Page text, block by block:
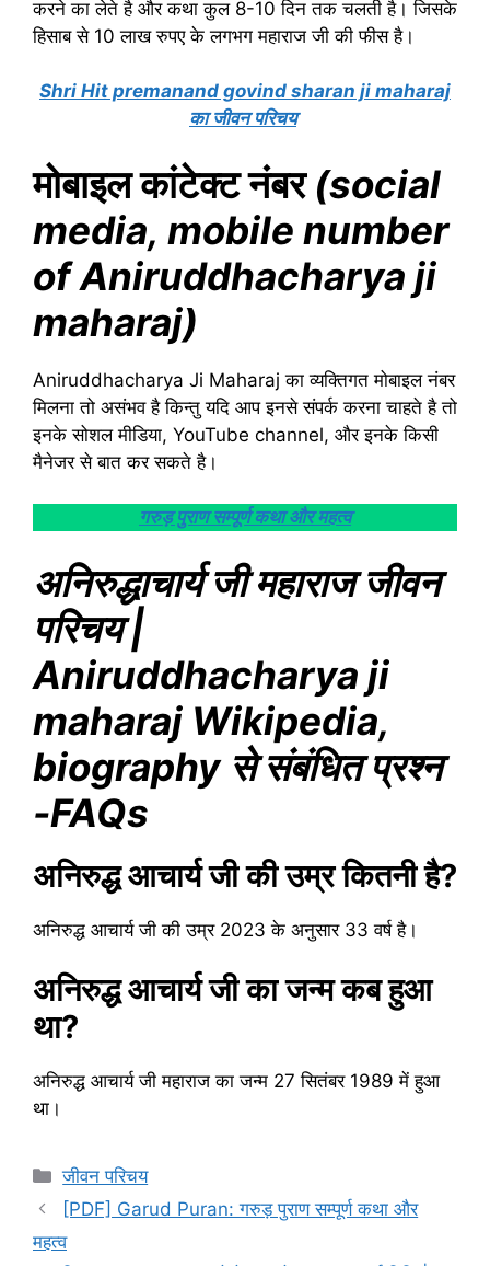
करने का लेते है और कथा कुल 8-10 दिन तक चलती है। जिसके
हिसाब से 10 लाख रुपए के लगभग महाराज जी की फीस है।
Shri Hit premanand govind sharan ji maharaj
का जीवन परिचय
मोबाइल कांटेक्ट नंबर (social
media, mobile number
of Aniruddhacharya ji
maharaj)
Aniruddhacharya Ji Maharaj का व्यक्तिगत मोबाइल नंबर
मिलना तो असंभव है किन्तु यदि आप इनसे संपर्क करना चाहते है तो
इनके सोशल मीडिया, YouTube channel, और इनके किसी
मैनेजर से बात कर सकते है।
गरुड़ पुराण सम्पूर्ण कथा और महत्व
अनिरुद्धाचार्य जी महाराज जीवन
परिचय |
Aniruddhacharya ji
maharaj Wikipedia,
biography से संबंधित प्रश्न
-FAQs
अनिरुद्ध आचार्य जी की उम्र कितनी है?
अनिरुद्ध आचार्य जी की उम्र 2023 के अनुसार 33 वर्ष है।
अनिरुद्ध आचार्य जी का जन्म कब हुआ
था?
अनिरुद्ध आचार्य जी महाराज का जन्म 27 सितंबर 1989 में हुआ
था।
Categories
जीवन परिचय
[PDF] Garud Puran: गरुड़ पुराण सम्पूर्ण कथा और
महत्व